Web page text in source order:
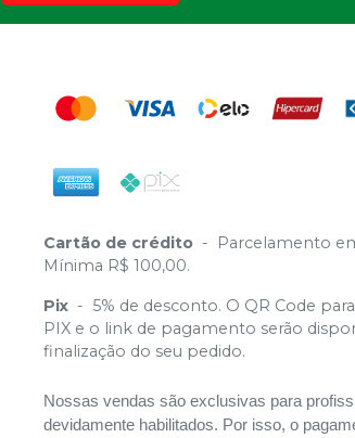
Cartão de crédito -
Parcelamento
Mínima R$ 100,00.
Pix - 5% de desconto. O QR Code
PIX e o link de pagamento serão
finalização do seu pedido.
Nossas vendas são exclusivas para
devidamente habilitados. Por isso, o